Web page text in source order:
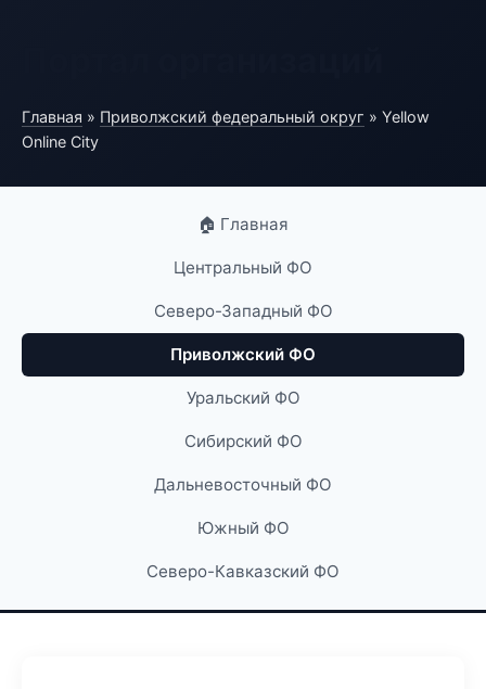
Главная » Приволжский федеральный округ » Yellow
Online City
🏠 Главная
Центральный ФО
Северо-Западный ФО
Приволжский ФО
Уральский ФО
Сибирский ФО
Дальневосточный ФО
Южный ФО
Северо-Кавказский ФО